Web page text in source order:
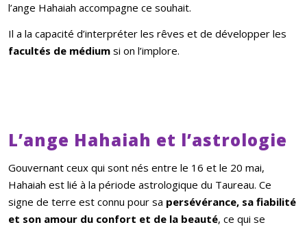
l’ange Hahaiah accompagne ce souhait.
Il a la capacité d’interpréter les rêves et de développer les
facultés de médium si on l’implore.
L’ange Hahaiah et l’astrologie
Gouvernant ceux qui sont nés entre le 16 et le 20 mai,
Hahaiah est lié à la période astrologique du Taureau. Ce
signe de terre est connu pour sa persévérance, sa fiabilité
et son amour du confort et de la beauté, ce qui se